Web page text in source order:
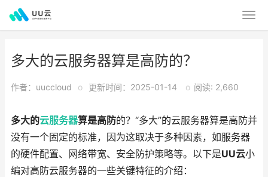
多大的云服务器算是高防的？
作者：uuccloud o 更新时间：2025-01-14 o 阅读: 2,660
多大的云服务器算是高防的？“多大”的云服务器算是高防并
没有一个固定的标准，因为这取决于多种因素，如服务器
的硬件配置、网络带宽、安全防护策略等。以下是UU云小
编对高防云服务器的一些关键特征的介绍：